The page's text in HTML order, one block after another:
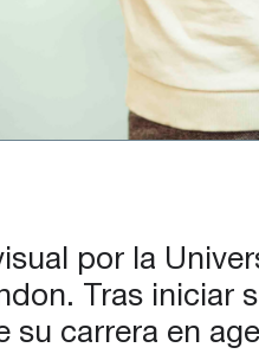
por la
Tras iniciar
carrera en